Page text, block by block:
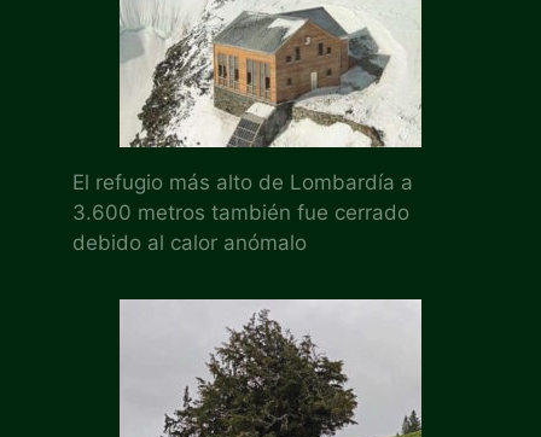
El refugio más alto de Lombardía a
3.600 metros también fue cerrado
debido al calor anómalo